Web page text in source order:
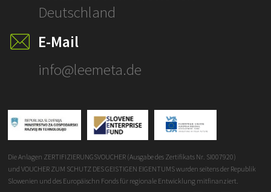
Deutschland
E-Mail
info@leemeta.de
Die Anlagen ZERTIFIZIERUNGSVOUCHER (Ausgabe des Zertifikats Nr. SI007920)
und VOUCHER ZUM SCHUTZ DES GEISTIGEN EIGENTUMS wurden seitens der Republik
Slowenien und des Europäischn Fonds für regionale Entwicklung mitfinanziert.